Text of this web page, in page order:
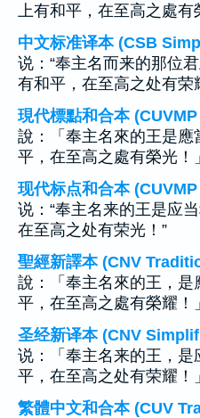
上有和平，在至高之處有
中文标准译本 (CSB
说：“奉主名而来的那位
有和平，在至高之处有荣
現代標點和合本
說：「奉主名來的王是應
平，在至高之處有榮光！」
现代标点和合本
说：“奉主名来的王是应
在至高之处有荣光！”
聖經新譯本 (CNV
說：「奉主名來的王，是
平，在至高之處有榮耀！」
圣经新译本 (CNV
说：「奉主名来的王，是
平，在至高之处有荣耀！」
繁體中文和合本 (CUV